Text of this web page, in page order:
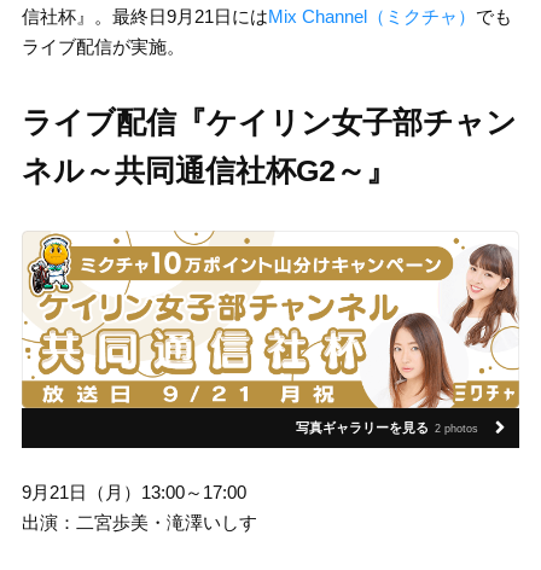
信社杯』。最終日9月21日にはMix Channel（ミクチャ） でも
ライブ配信が実施。
ライブ配信『ケイリン女子部チャン
ネル～共同通信社杯G2～』
写真ギャラリーを見る 2 photos
9月21日（月）13:00～17:00
出演：二宮歩美・滝澤いしす